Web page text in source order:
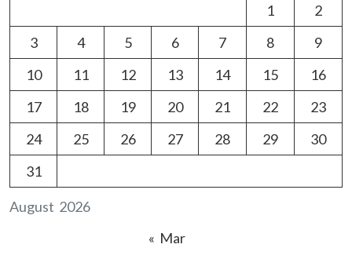
August 2026
1
2
3
4 5 6 7 8
9
10
11 12 13 14 15
16
17
18 19 20 21 22
23
24
25 26 27 28 29
30
31
« Mar